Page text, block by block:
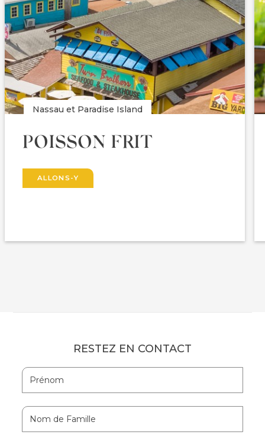
Nassau et Paradise Island
POISSON FRIT
ALLONS-Y
RESTEZ EN CONTACT
Hidden
Field
Prénom
Nom
de
Famille